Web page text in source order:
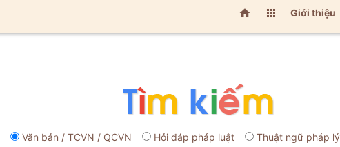
  Giới thiệu
Văn bản / TCVN / QCVN Hỏi đáp pháp luật Thuật ngữ pháp lý